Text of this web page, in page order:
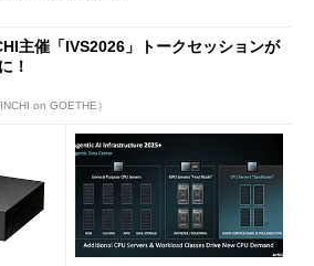
主催「IVS2026」トークセッションが
！
on GOETHE）